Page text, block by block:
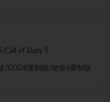
Call of Duty 5
/COD6重制版/使命6重制版